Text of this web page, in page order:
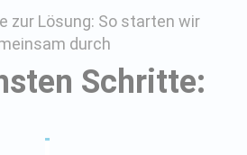
zur Lösung: So starten wir
durch
Schritte: